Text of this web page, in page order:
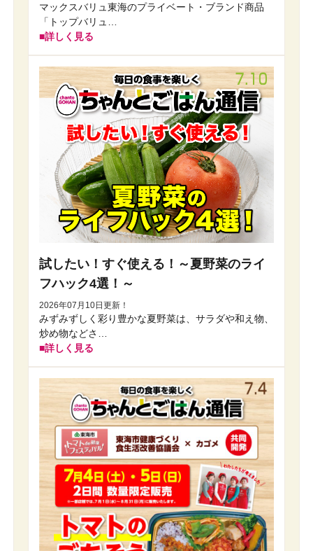
マックスバリュ東海のプライベート・ブランド商品
「トップバリュ…
詳しく見る
試したい！すぐ使える！～夏野菜のライ
フハック4選！～
2026年07月10日更新！
みずみずしく彩り豊かな夏野菜は、サラダや和え物、
炒め物などさ…
詳しく見る